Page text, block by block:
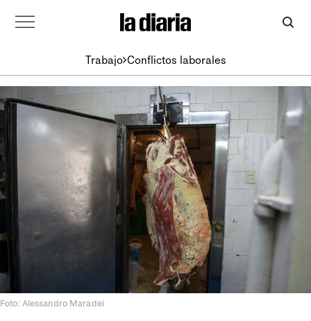
Trabajo Conflictos laborales
Foto: Alessandro Maradei